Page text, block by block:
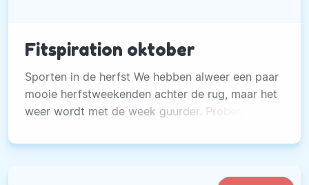
Fitspiration oktober
Sporten in de herfst We hebben alweer een paar
mooie herfstweekenden achter de rug, maar het
weer wordt met de week guurder. Probeert toch